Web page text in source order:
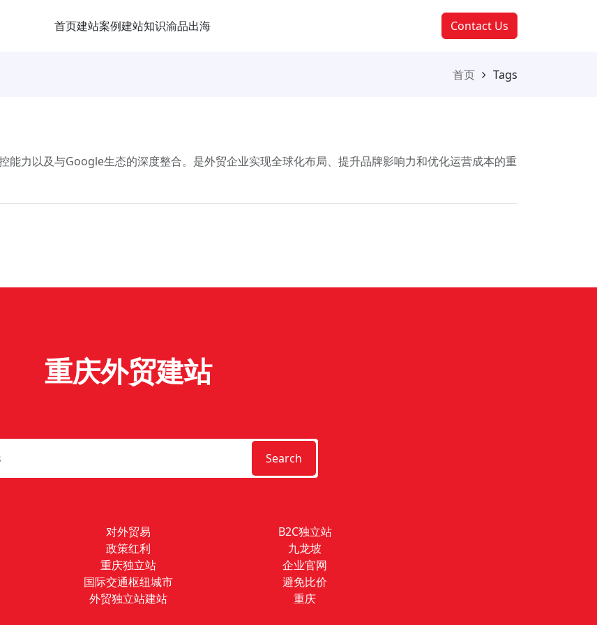
首页建站案例建站知识渝品出海 Contact Us
首页 Tags
能力以及与Google生态的深度整合。是外贸企业实现全球化布局、提升品牌影响力和优化运营成本的重
重庆外贸建站
Search
对外贸易
B2C独立站
政策红利
九龙坡
重庆独立站
企业官网
国际交通枢纽城市
避免比价
外贸独立站建站 重庆